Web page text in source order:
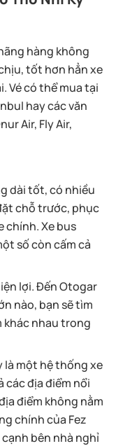
hàng không
tốt hơn hẳn xe
Vé có thể mua tại
hay các văn
Air, Fly Air,
dài tốt, có nhiều
chỗ trước, phục
chính. Xe bus
số còn cấm cả
lợi. Đến Otogar
nào, bạn sẽ tìm
khác nhau trong
là một hệ thống xe
địa điểm nổi
điểm không nằm
chính của Fez
bên nhà nghỉ